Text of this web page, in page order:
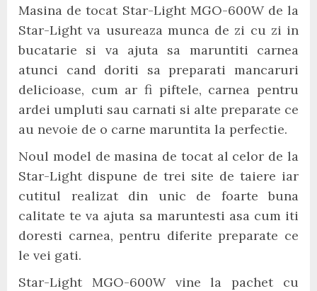
Masina de tocat Star-Light MGO-600W de la
Star-Light va usureaza munca de zi cu zi in
bucatarie si va ajuta sa maruntiti carnea
atunci cand doriti sa preparati mancaruri
delicioase, cum ar fi piftele, carnea pentru
ardei umpluti sau carnati si alte preparate ce
au nevoie de o carne maruntita la perfectie.
Noul model de masina de tocat al celor de la
Star-Light dispune de trei site de taiere iar
cutitul realizat din unic de foarte buna
calitate te va ajuta sa maruntesti asa cum iti
doresti carnea, pentru diferite preparate ce
le vei gati.
Star-Light MGO-600W vine la pachet cu